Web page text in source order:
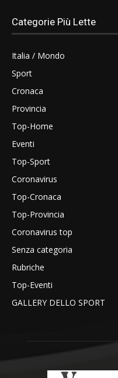
Categorie Più Lette
Italia / Mondo
Sport
Cronaca
Provincia
Top-Home
Eventi
Top-Sport
Coronavirus
Top-Cronaca
Top-Provincia
Coronavirus top
Senza categoria
Rubriche
Top-Eventi
GALLERY DELLO SPORT